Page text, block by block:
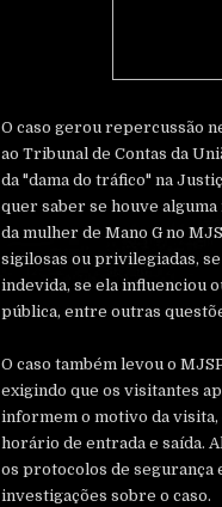
O caso gerou repercussão
ao Tribunal de Contas da
da "dama do tráfico" na
quer saber se houve
da mulher de Mano G no
sigilosas ou privilegiadas,
indevida, se ela influenciou
pública, entre outras
O caso também levou o
exigindo que os visitantes
informem o motivo da
horário de entrada e saída.
os protocolos de segurança
investigações sobre o caso.